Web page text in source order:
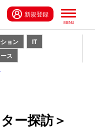
新規登録
ョン
IT
ス
ー探訪＞